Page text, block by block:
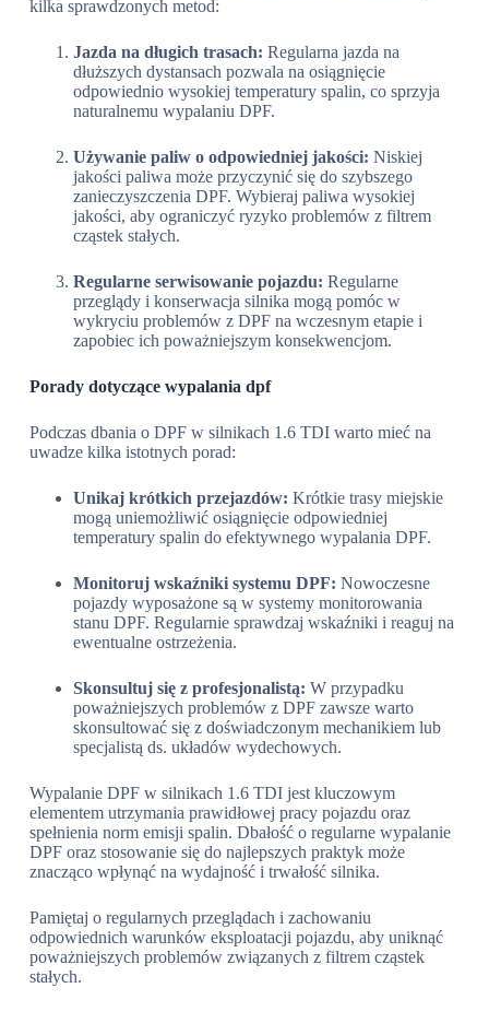
kilka sprawdzonych metod:
Jazda na długich trasach: Regularna jazda na
dłuższych dystansach pozwala na osiągnięcie
odpowiednio wysokiej temperatury spalin, co sprzyja
naturalnemu wypalaniu DPF.
Używanie paliw o odpowiedniej jakości: Niskiej
jakości paliwa może przyczynić się do szybszego
zanieczyszczenia DPF. Wybieraj paliwa wysokiej
jakości, aby ograniczyć ryzyko problemów z filtrem
cząstek stałych.
Regularne serwisowanie pojazdu: Regularne
przeglądy i konserwacja silnika mogą pomóc w
wykryciu problemów z DPF na wczesnym etapie i
zapobiec ich poważniejszym konsekwencjom.
Porady dotyczące wypalania dpf
Podczas dbania o DPF w silnikach 1.6 TDI warto mieć na
uwadze kilka istotnych porad:
Unikaj krótkich przejazdów: Krótkie trasy miejskie
mogą uniemożliwić osiągnięcie odpowiedniej
temperatury spalin do efektywnego wypalania DPF.
Monitoruj wskaźniki systemu DPF: Nowoczesne
pojazdy wyposażone są w systemy monitorowania
stanu DPF. Regularnie sprawdzaj wskaźniki i reaguj na
ewentualne ostrzeżenia.
Skonsultuj się z profesjonalistą: W przypadku
poważniejszych problemów z DPF zawsze warto
skonsultować się z doświadczonym mechanikiem lub
specjalistą ds. układów wydechowych.
Wypalanie DPF w silnikach 1.6 TDI jest kluczowym
elementem utrzymania prawidłowej pracy pojazdu oraz
spełnienia norm emisji spalin. Dbałość o regularne wypalanie
DPF oraz stosowanie się do najlepszych praktyk może
znacząco wpłynąć na wydajność i trwałość silnika.
Pamiętaj o regularnych przeglądach i zachowaniu
odpowiednich warunków eksploatacji pojazdu, aby uniknąć
poważniejszych problemów związanych z filtrem cząstek
stałych.